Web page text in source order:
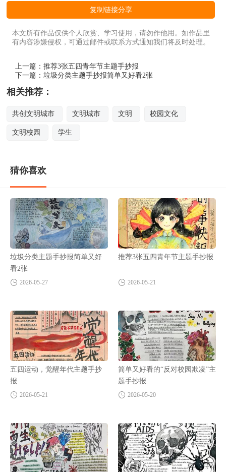
复制链接分享
本文所有作品仅供个人欣赏、学习使用，请勿作他用。如作品里
有内容涉嫌侵权，可通过邮件或联系方式通知我们将及时处理。
上一篇：推荐3张五四青年节主题手抄报
下一篇：垃圾分类主题手抄报简单又好看2张
相关推荐：
共创文明城市 文明城市 文明 校园文化
文明校园 学生
猜你喜欢
垃圾分类主题手抄报简单又好
看2张
2026-05-27
推荐3张五四青年节主题手抄报
2026-05-21
五四运动，觉醒年代主题手抄
报
2026-05-21
简单又好看的“反对校园欺凌”主
题手抄报
2026-05-20